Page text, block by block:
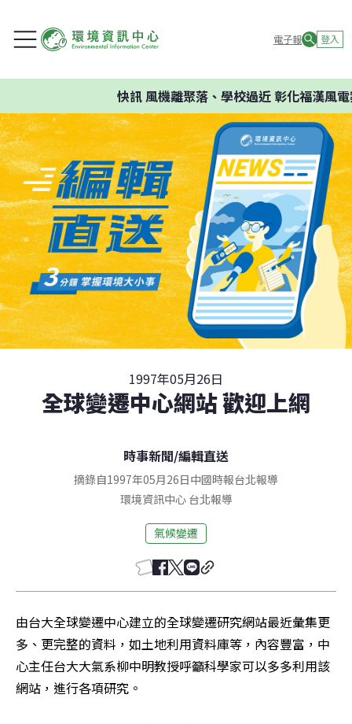
電子報 登入
快訊風機離聚落、學校過近 彰化福漢風電
1997年05月26日
全球變遷中心網站 歡迎上網
時事新聞/編輯直送
摘錄自1997年05月26日中國時報台北報導
環境資訊中心 台北報導
氣候變遷
由台大全球變遷中心建立的全球變遷研究網站最近彙集更
多、更完整的資料，如土地利用資料庫等，內容豐富，中
心主任台大大氣系柳中明教授呼籲科學家可以多多利用該
網站，進行各項研究。